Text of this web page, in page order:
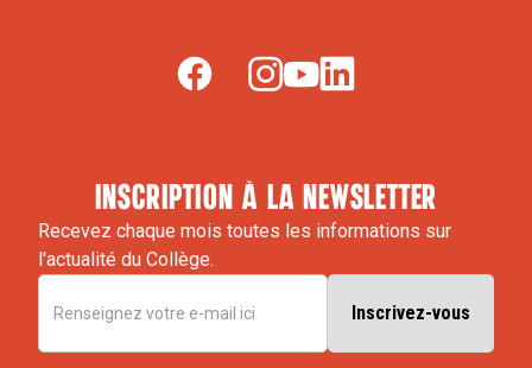
inscription à la newsletter
Recevez chaque mois toutes les informations sur
l'actualité du Collège.